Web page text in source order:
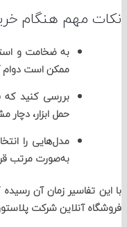
مهم هنگام خرید
ضخامت و استحکام
ممکن است دوام کمی
بررسی کنید که
حمل ابزار، دچار مشکل
مدل‌هایی را انتخاب
به‌صورت مرتب قرار
تفاسیر زمان آن رسیده که
آنلاین شرکت پلاستون ایران